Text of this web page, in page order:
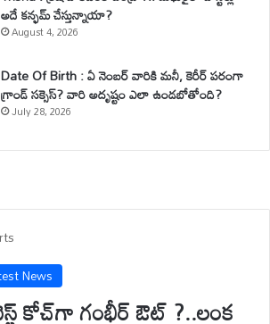
అదే కన్ఫమ్ చేస్తున్నాయా?
August 4, 2026
Date Of Birth : ఏ నెంబర్ వారికి మనీ, కెరీర్ పరంగా
గ్రాండ్ సక్సెస్? వారి అదృష్టం ఎలా ఉండబోతోంది?
July 28, 2026